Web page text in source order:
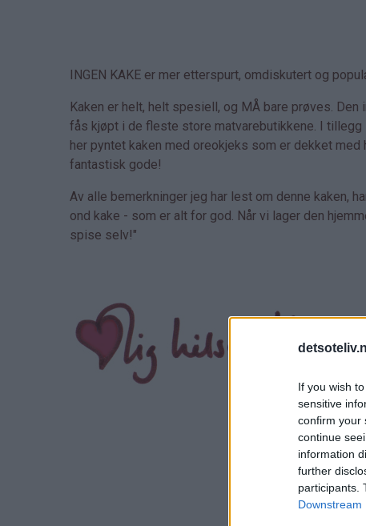
If you wish
sensitive
confirm your
continue
information
further
participants.
Downstream
INGEN KAKE er mer etterspurt, omdiskutert og
Kaken er helt, helt spesiell, og MÅ bare prøves.
fås kjøpt i de fleste store matvarebutikkene. I
her pyntet kaken med oreokjeks som er dekket
fantastisk gode!
Av alle bemerkninger jeg har lest om denne kaken,
ond kake - som er alt for god. Når vi lager den
spise selv!"